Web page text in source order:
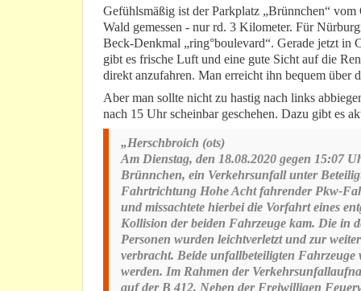
Gefühlsmäßig ist der Parkplatz „Brünnchen“
Wald gemessen - nur rd. 3 Kilometer. Für
Beck-Denkmal „ring°boulevard“. Gerade jetzt in
gibt es frische Luft und eine gute Sicht auf die
direkt anzufahren. Man erreicht ihn bequem über
Aber man sollte nicht zu hastig nach links
nach 15 Uhr scheinbar geschehen. Dazu gibt es
„Herschbroich (ots)
Am Dienstag, den 18.08.2020 gegen 15:07
Brünnchen, ein Verkehrsunfall unter
Fahrtrichtung Hohe Acht fahrender Pkw-
und missachtete hierbei die Vorfahrt eines
Kollision der beiden Fahrzeuge kam. Die in
Personen wurden leichtverletzt und zur
verbracht. Beide unfallbeteiligten
werden. Im Rahmen der
auf der B 412. Neben der Freiwilligen